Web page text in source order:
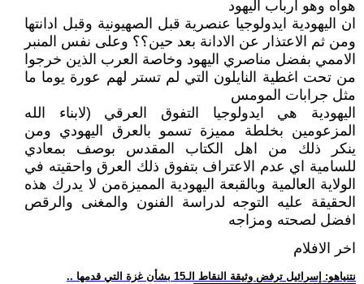
هواه وهو ارباب اليهود
ان اليهودية ايدولوجيا عنصرية قبل الصهيونية وقبل ادانتها
ومن ثم الاعتذار عن الادانة بعد حين؟؟ وعلى نفس المنبر
الاممي بفضل مناصري اليهود وخاصة العرب الذين خرجوا
من تحت اغطية النايلون التي لم تستر لهم عورة يوما ما
مثل جرابات المومس
اليهودية هي ايدولوجيا التفوق العرقي (لابناء الله
المزعومين بخلطة مميزة تسمو بالعرق اليهودي ومن
ينكر ذلك من اهل الكتاب المقدس بوصف بمعادي
للسامية اي عدم الاعتراف بتفوق ذلك العرق واحقيته في
الولاية العالمية وبالقبعة اليهودية المميزةمن لا يدرك هذه
الحقيقة عليه التوجه لدراسة الفنون والمغنى والرقص
افضل لصحته ومزاجه
اخر الافلام
.. نتنياهو: إسرائيل ترفض وثيقة النقاط الـ15 بشأن غزة التي قدمها